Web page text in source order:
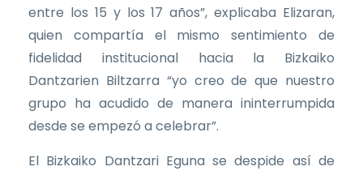
entre los 15 y los 17 años”, explicaba Elizaran,
quien compartía el mismo sentimiento de
fidelidad institucional hacia la Bizkaiko
Dantzarien Biltzarra “yo creo de que nuestro
grupo ha acudido de manera ininterrumpida
desde se empezó a celebrar”.
El Bizkaiko Dantzari Eguna se despide así de